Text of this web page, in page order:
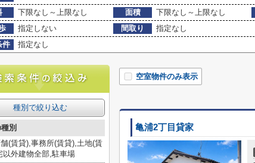
下限なし～上限なし 面積 下限なし～上限なし
指定しない 間取り
指定なし
件
指定なし
空室物件のみ表示
亀浦2丁目貸家
種別で絞り込む
別
(賃貸),事務所(賃貸),土地(賃
以外建物全部,駐車場